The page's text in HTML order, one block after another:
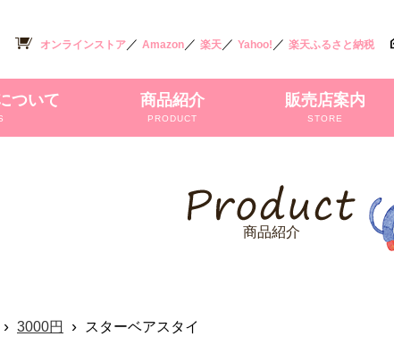
オンラインストア／ Amazon／ 楽天／ Yahoo! ／ 楽天ふるさと納税
ついて 商品紹介
PRODUCT
販売店案内
STORE
商品紹介
› 3000円 › スターベアスタイ